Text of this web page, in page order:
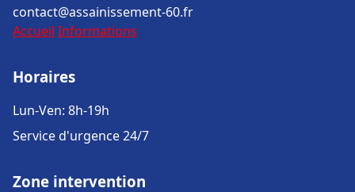
contact@assainissement-60.fr
Accueil Informations
Horaires
Lun-Ven: 8h-19h
Service d'urgence 24/7
Zone intervention